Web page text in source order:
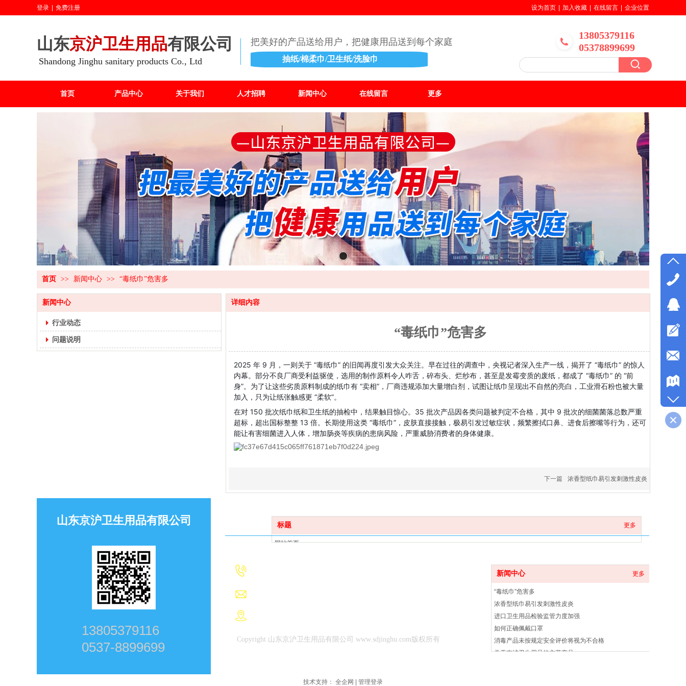
山东京沪卫生用品有限公司
13805379116
05378899699
Shandong Jinghu sanitary products Co., Ltd 抽纸/棉柔巾/卫生纸/洗脸巾
把美好的产品送给用户，把健康用品送到每个家庭
登录 免费注册 设为首页 加入收藏 在线留言 企业位置
首页 产品中心 关于我们 人才招聘 新闻中心 在线留言 更多
首页 >> 新闻中心 >> “毒纸巾”危害多
新闻中心
行业动态
问题说明
详细内容
“毒纸巾”危害多
2025 年 9 月，一则关于 “毒纸巾” 的旧闻再度引发大众关注。早在过往的调查中，央视记者深入生产一线，揭开了 “毒纸巾” 的惊人
内幕。部分不良厂商受利益驱使，选用的制作原料令人咋舌，碎布头、烂纱布，甚至是发霉变质的废纸，都成了 “毒纸巾” 的 “前
身”。为了让这些劣质原料制成的纸巾有 “卖相”，厂商违规添加大量增白剂，试图让纸巾呈现出不自然的亮白，工业滑石粉也被大量
加入，只为让纸张触感更 “柔软”。
在对 150 批次纸巾纸和卫生纸的抽检中，结果触目惊心。35 批次产品因各类问题被判定不合格，其中 9 批次的细菌菌落总数严重
超标，超出国标整整 13 倍。长期使用这类 “毒纸巾”，皮肤直接接触，极易引发过敏症状，频繁擦拭口鼻、进食后擦嘴等行为，还可
能让有害细菌进入人体，增加肠炎等疾病的患病风险，严重威胁消费者的身体健康。
下一篇 浓香型纸巾易引发刺激性皮炎
新闻中心 更多
“毒纸巾”危害多
浓香型纸巾易引发刺激性皮炎
进口卫生用品检验监管力度加强
如何正确佩戴口罩
消毒产品未按规定安全评价将视为不合格
关于京沪卫生用品的主营产品
标题 更多
网站首页
山东京沪卫生用品有限公司
13805379116
0537-8899699
Copyright 山东京沪卫生用品有限公司 www.sdjinghu.com版权所有
技术支持： 全企网 管理登录